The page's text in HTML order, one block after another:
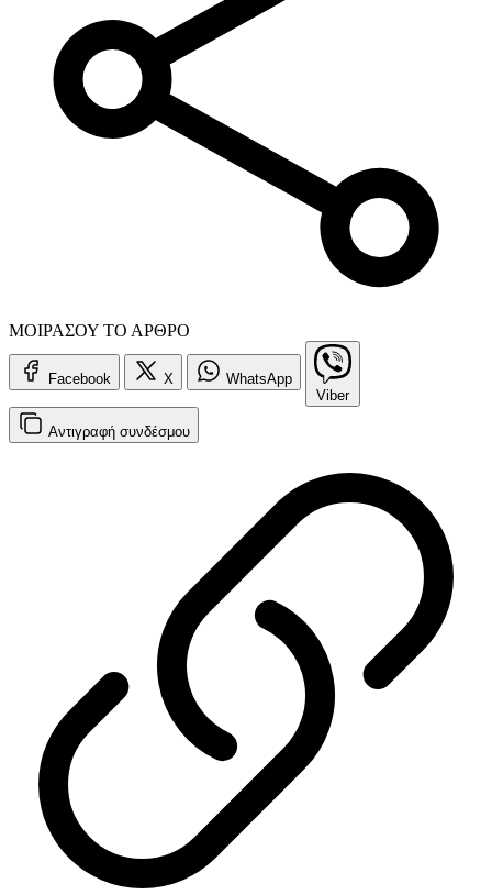
ΜΟΙΡΑΣΟΥ ΤΟ ΑΡΘΡΟ
Facebook X
WhatsApp
Viber
Αντιγραφή συνδέσμου